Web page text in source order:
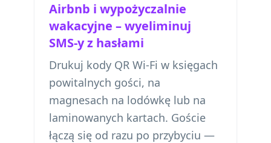
Airbnb i wypożyczalnie
wakacyjne – wyeliminuj
SMS-y z hasłami
Drukuj kody QR Wi-Fi w księgach
powitalnych gości, na
magnesach na lodówkę lub na
laminowanych kartach. Goście
łączą się od razu po przybyciu —